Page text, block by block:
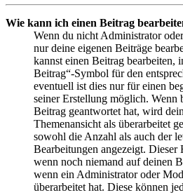
Wie kann ich einen Beitrag
Wenn du nicht Administrator
nur deine eigenen Beiträge
kannst einen Beitrag bearbeiten,
Beitrag“-Symbol für den
eventuell ist dies nur für einen
seiner Erstellung möglich. Wenn
Beitrag geantwortet hat, wird
Themenansicht als überarbeitet
sowohl die Anzahl als auch der
Bearbeitungen angezeigt.
wenn noch niemand auf deinen
wenn ein Administrator oder
überarbeitet hat. Diese können